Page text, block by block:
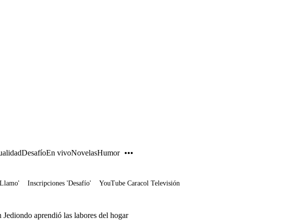
DesafíoEn vivoNovelasHumor
Inscripciones 'Desafío' YouTube Caracol Televisión
Jediondo aprendió las labores del hogar